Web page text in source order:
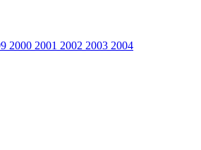
2000 2001 2002 2003 2004